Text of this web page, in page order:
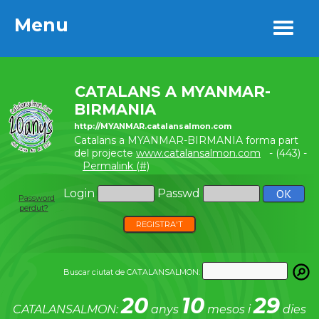
Menu
CATALANS A MYANMAR-
BIRMANIA
http://MYANMAR.catalansalmon.com
Catalans a MYANMAR-BIRMANIA forma part
del projecte www.catalansalmon.com - (443) -
Permalink (#)
Login Passwd
Password
perdut?
REGISTRA'T
Buscar ciutat de CATALANSALMON:
CATALANSALMON:20 anys 10 mesos i29 dies
Menu